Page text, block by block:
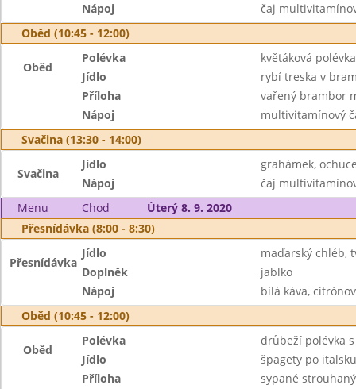
Nápoj
čaj
Oběd (10:45 - 12:00)
Oběd
Polévka
květáková polévka
Jídlo
rybí treska v
Příloha
vařený brambor
Nápoj
multivitamínový
Svačina (13:30 - 14:00)
Svačina
Jídlo
grahámek,
Nápoj
čaj
Menu
Chod
Úterý 8. 9. 2020
Přesnídávka (8:00 - 8:30)
Přesnídávka
Jídlo
maďarský chléb,
Doplněk
jablko
Nápoj
bílá káva,
Oběd (10:45 - 12:00)
Oběd
Polévka
drůbeží polévka
Jídlo
špagety po italsku
Příloha
sypané